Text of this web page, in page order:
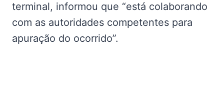
terminal, informou que “está colaborando
com as autoridades competentes para
apuração do ocorrido”.